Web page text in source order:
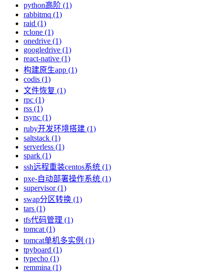
python高阶 (1)
rabbitmq (1)
raid (1)
rclone (1)
onedrive (1)
googledrive (1)
react-native (1)
构建原生app (1)
codis (1)
文件恢复 (1)
rpc (1)
rss (1)
rsync (1)
ruby开发环境搭建 (1)
saltstack (1)
serverless (1)
spark (1)
ssh远程重装centos系统 (1)
pxe-自动部署操作系统 (1)
supervisor (1)
swap分区转换 (1)
tars (1)
tfs代码管理 (1)
tomcat (1)
tomcat单机多实例 (1)
tpyboard (1)
typecho (1)
remmina (1)